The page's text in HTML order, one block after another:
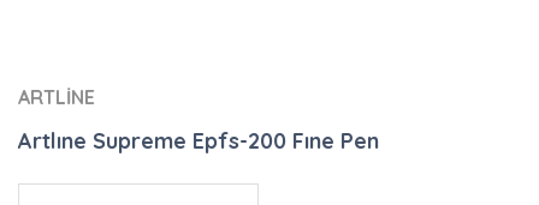
ARTLİNE
Artlıne Supreme Epfs-200 Fıne Pen